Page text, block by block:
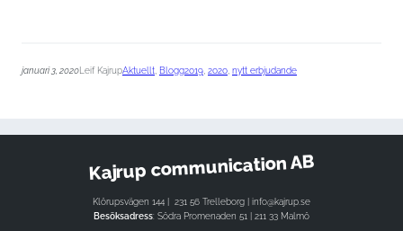
januari 3, 2020 Leif KajrupAktuellt Blogg2019 2020 nytt erbjudande
Kajrup communication AB
Klörupsvägen 144 | 231 56 Trelleborg | info@kajrup.se
Besöksadress: Södra Promenaden 51 | 211 33 Malmö